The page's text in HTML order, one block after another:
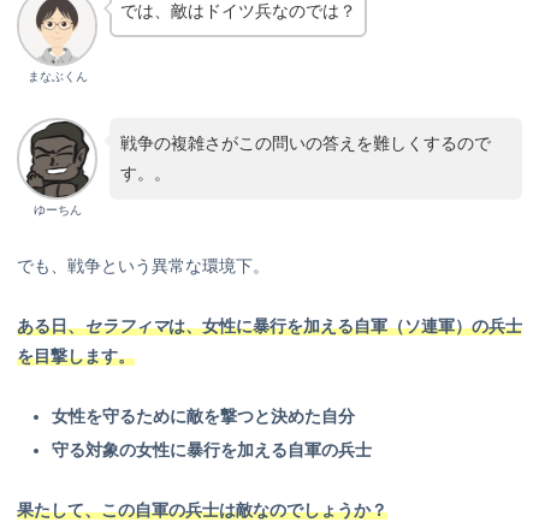
まなぶくん
では、敵はドイツ兵なのでは？
ゆーちん
戦争の複雑さがこの問いの答えを難しくするので
す。。
でも、戦争という異常な環境下。
ある日、セラフィマは、女性に暴行を加える自軍（ソ連軍）の兵士
を目撃します。
女性を守るために敵を撃つと決めた自分
守る対象の女性に暴行を加える自軍の兵士
果たして、この自軍の兵士は敵なのでしょうか？